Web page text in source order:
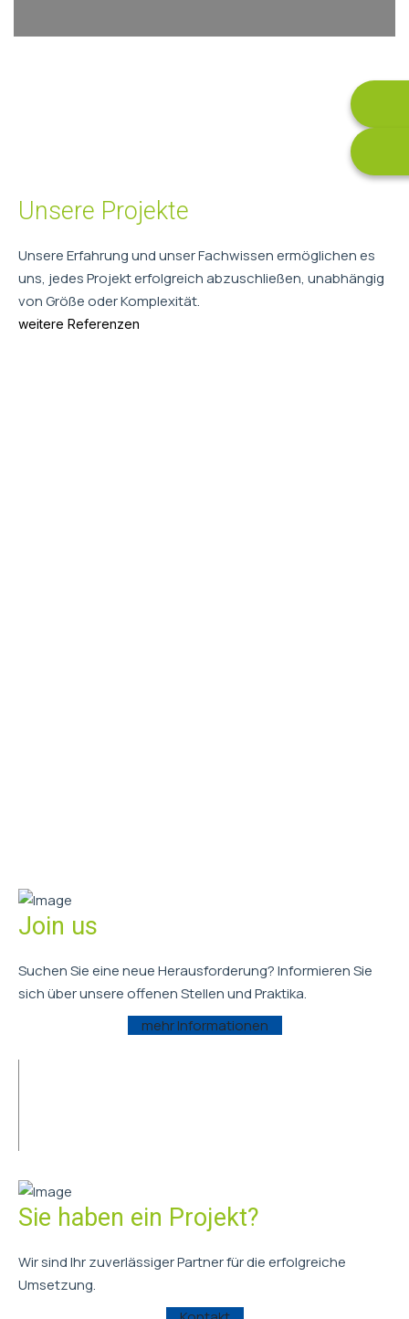
Unsere Projekte
Unsere Erfahrung und unser Fachwissen ermöglichen es
uns, jedes Projekt erfolgreich abzuschließen, unabhängig
von Größe oder Komplexität.
weitere Referenzen
Join us
Suchen Sie eine neue Herausforderung? Informieren Sie
sich über unsere offenen Stellen und Praktika.
mehr Informationen
Sie haben ein Projekt?
Wir sind Ihr zuverlässiger Partner für die erfolgreiche
Umsetzung.